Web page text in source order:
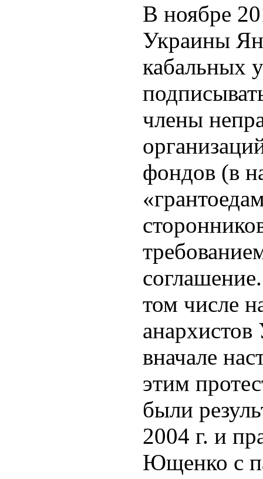
В ноябре
Украины
кабальных
члены
фондов (в
том числе
вначале
этим
были
2004 г. и
Ющенко с